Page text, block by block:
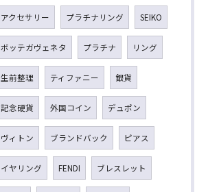
アクセサリー プラチナリング SEIKO
ボッテガヴェネタ プラチナ リング
生前整理 ティファニー 銀貨
記念硬貨 外国コイン デュポン
ヴィトン ブランドバック ピアス
イヤリング FENDI ブレスレット